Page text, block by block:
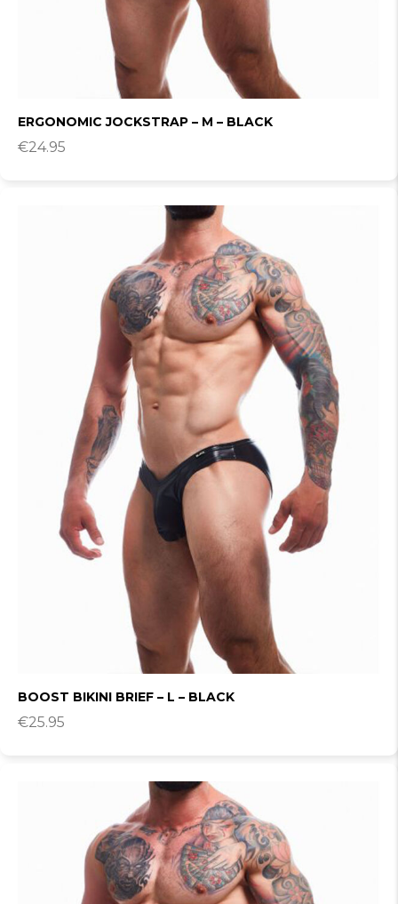
ERGONOMIC JOCKSTRAP – M – BLACK
€24.95
BOOST BIKINI BRIEF – L – BLACK
€25.95